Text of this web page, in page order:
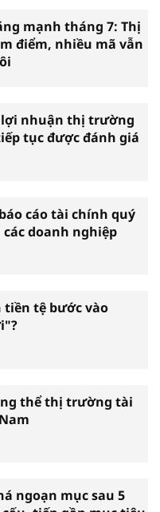
mạnh tháng 7: Thị
điểm, nhiều mã vẫn
lợi nhuận thị trường
tục được đánh giá
cáo tài chính quý
các doanh nghiệp
tiền tệ bước vào
thể thị trường tài
ngoạn mục sau 5